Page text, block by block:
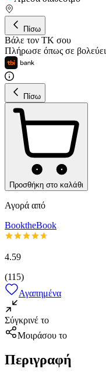
Πίσω
Βάλε τον ΤΚ σου
Πλήρωσε όπως σε βολεύει
Πίσω
Προσθήκη στο καλάθι
Αγορά από
BooktheBook
4.59
(115)
Αγαπημένα
Σύγκρινέ το
Μοιράσου το
Περιγραφή